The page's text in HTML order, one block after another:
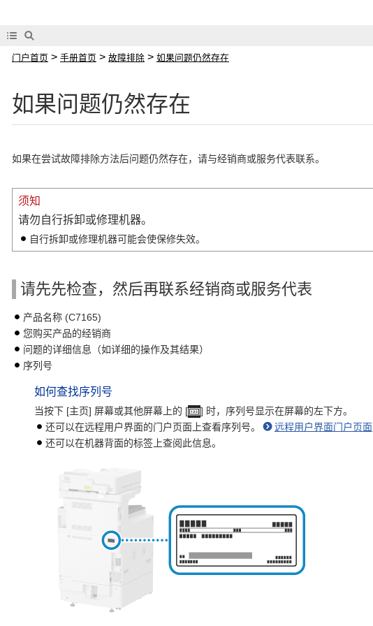
门户首页 > 手册首页 > 故障排除 > 如果问题仍然存在
如果问题仍然存在
如果在尝试故障排除方法后问题仍然存在，请与经销商或服务代表联系。
须知
请勿自行拆卸或修理机器。
自行拆卸或修理机器可能会使保修失效。
请先先检查，然后再联系经销商或服务代表
产品名称 (C7165)
您购买产品的经销商
问题的详细信息（如详细的操作及其结果）
序列号
如何查找序列号
当按下 [主页] 屏幕或其他屏幕上的 [
] 时，序列号显示在屏幕的左下方。
还可以在远程用户界面的门户页面上查看序列号。
远程用户界面门户页面
还可以在机器背面的标签上查阅此信息。